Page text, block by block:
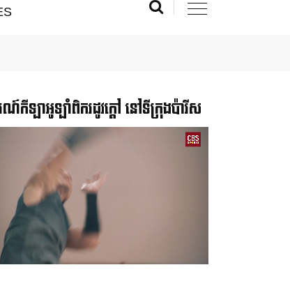
រណ៍កីឡាអូឡាំពិករដូវក្ដៅ នៅទីក្រុងប៉ារីស